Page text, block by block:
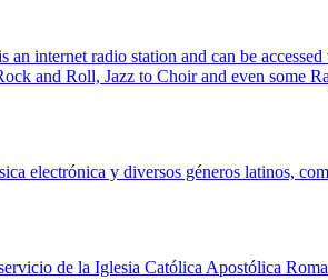
internet radio station and can be
and Roll, Jazz to Choir and even some
electrónica y diversos géneros latinos,
de la Iglesia Católica Apostólica